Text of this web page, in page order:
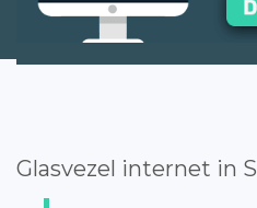
Glasvezel internet in